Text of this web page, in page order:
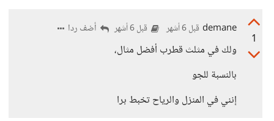
1
demane قبل 6 أشهر قبل 6 أشهر أضف ردا
ولك في مثلث قطرب أفضل مثال،
بالنسبة للجو
إنني في المنزل والرياح تخبط برا